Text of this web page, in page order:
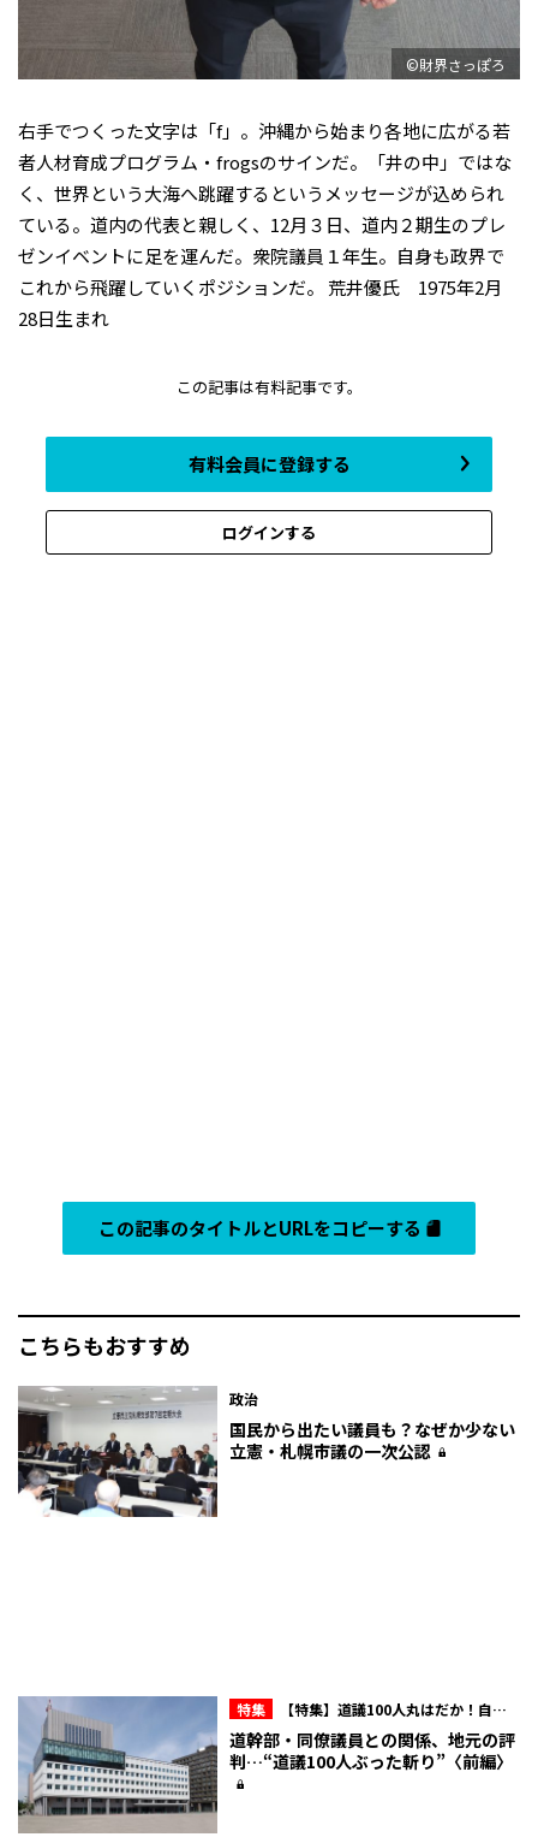
©財界さっぽろ
右手でつくった文字は「f」。沖縄から始まり各地に広がる若
者人材育成プログラム・frogsのサインだ。「井の中」ではな
く、世界という大海へ跳躍するというメッセージが込められ
ている。道内の代表と親しく、12月３日、道内２期生のプレ
ゼンイベントに足を運んだ。衆院議員１年生。自身も政界で
これから飛躍していくポジションだ。 荒井優氏 1975年2月
28日生まれ
この記事は有料記事です。
有料会員に登録する
ログインする
この記事のタイトルとURLをコピーする
こちらもおすすめ
政治
国民から出たい議員も？なぜか少ない
立憲・札幌市議の一次公認
特集
【特集】道議100人丸はだか！自民
会派内のマル秘情報を赤裸々に！北海道議
会“ここだけの話”
道幹部・同僚議員との関係、地元の評
判…“道議100人ぶった斬り”〈前編〉